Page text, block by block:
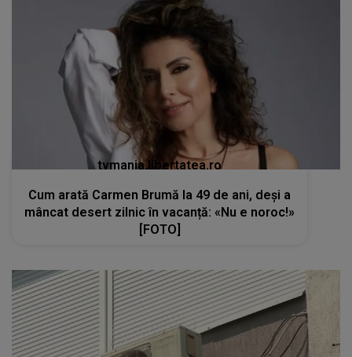
tvmania.libertatea.ro
Cum arată Carmen Brumă la 49 de ani, deși a
mâncat desert zilnic în vacanță: «Nu e noroc!»
[FOTO]